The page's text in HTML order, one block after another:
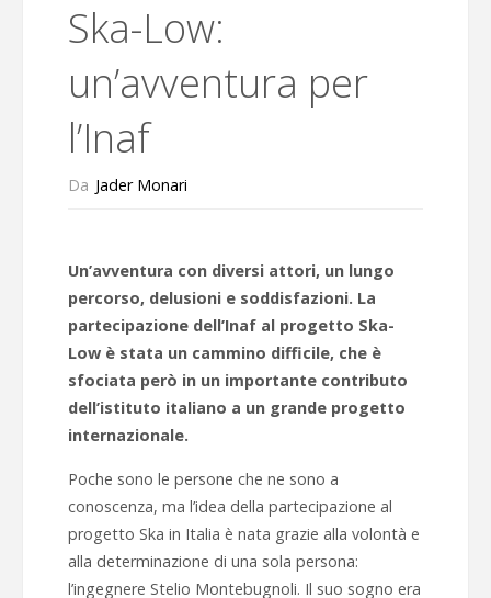
Ska-Low:
un’avventura per
l’Inaf
Da Jader Monari
Un’avventura con diversi attori, un lungo
percorso, delusioni e soddisfazioni. La
partecipazione dell’Inaf al progetto Ska-
Low è stata un cammino difficile, che è
sfociata però in un importante contributo
dell’istituto italiano a un grande progetto
internazionale.
Poche sono le persone che ne sono a
conoscenza, ma l’idea della partecipazione al
progetto Ska in Italia è nata grazie alla volontà e
alla determinazione di una sola persona:
l’ingegnere Stelio Montebugnoli. Il suo sogno era